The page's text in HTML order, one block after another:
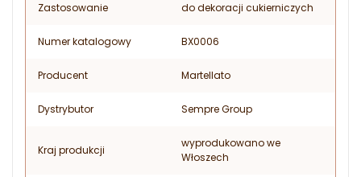
Zastosowanie do dekoracji cukierniczych
Numer katalogowy BX0006
Producent Martellato
Dystrybutor Sempre Group
Kraj produkcji
wyprodukowano we
Włoszech